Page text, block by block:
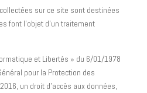
sur ce site sont destinées
font l’objet d’un traitement
et Libertés » du 6/01/1978
pour la Protection des
un droit d’accès aux données,